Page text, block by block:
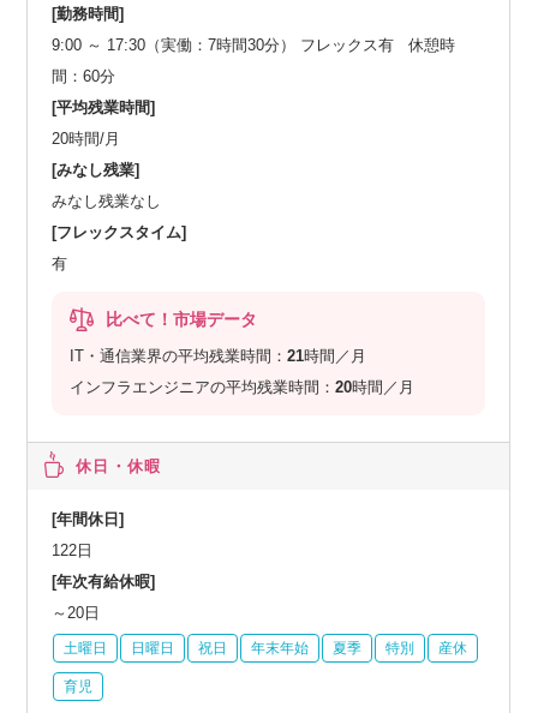
[勤務時間]
9:00 ～ 17:30（実働：7時間30分） フレックス有 休憩時
間：60分
[平均残業時間]
20時間/月
[みなし残業]
みなし残業なし
[フレックスタイム]
有
比べて！市場データ
IT・通信業界の平均残業時間：21時間／月
インフラエンジニアの平均残業時間：20時間／月
休日・休暇
[年間休日]
122日
[年次有給休暇]
～20日
土曜日 日曜日 祝日 年末年始 夏季 特別 産休
育児